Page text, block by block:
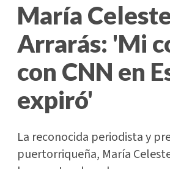
María
Arrarás: 'Mi
con CNN en
expiró'
La reconocida periodista y
puertorriqueña, María